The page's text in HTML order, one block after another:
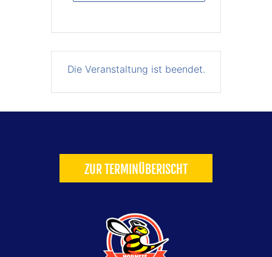
Die Veranstaltung ist beendet.
ZUR TERMINÜBERISCHT